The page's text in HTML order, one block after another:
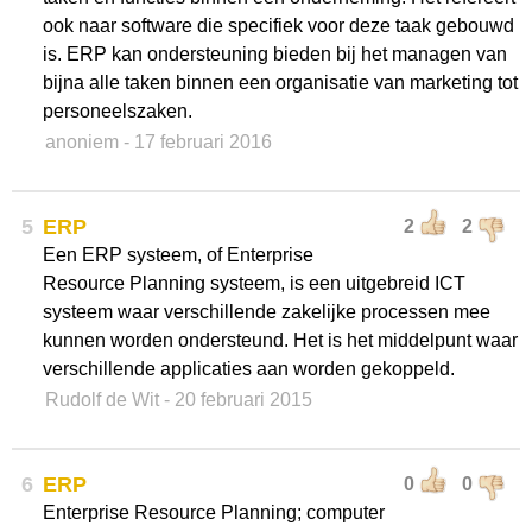
ook naar software die specifiek voor deze taak gebouwd
is. ERP kan ondersteuning bieden bij het managen van
bijna alle taken binnen een organisatie van marketing tot
personeelszaken.
anoniem - 17 februari 2016
5 2 2
ERP
Een ERP systeem, of Enterprise
Resource Planning systeem, is een uitgebreid ICT
systeem waar verschillende zakelijke processen mee
kunnen worden ondersteund. Het is het middelpunt waar
verschillende applicaties aan worden gekoppeld.
Rudolf de Wit - 20 februari 2015
6 0 0
ERP
Enterprise Resource Planning; computer